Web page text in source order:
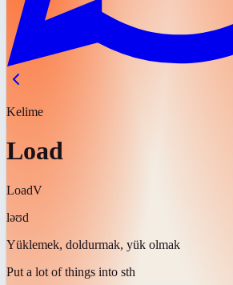
Kelime
Load
LoadV
ləʊd
Yüklemek, doldurmak, yük olmak
Put a lot of things into sth